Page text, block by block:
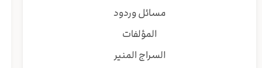
مسائل وردود
المؤلفات
السراج المنير